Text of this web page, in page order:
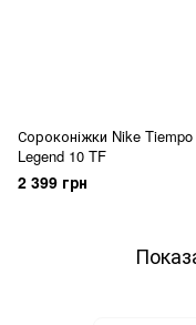
Сороконіжки Nike Tiempo
Legend 10 TF
2 399 грн